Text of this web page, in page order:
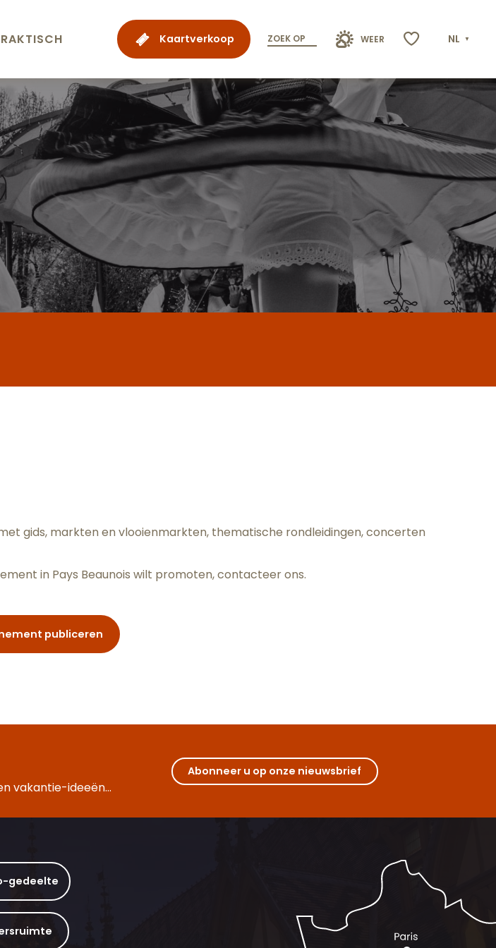
Kaartverkoop ZOEK OP WEER NL
favoris
gids, markten en vlooienmarkten, thematische rondleidingen, concerten
in Pays Beaunois wilt promoten,contacteer ons.
publiceren
vakantie-ideeën...
Abonneer u op onze nieuwsbrief
gedeelte